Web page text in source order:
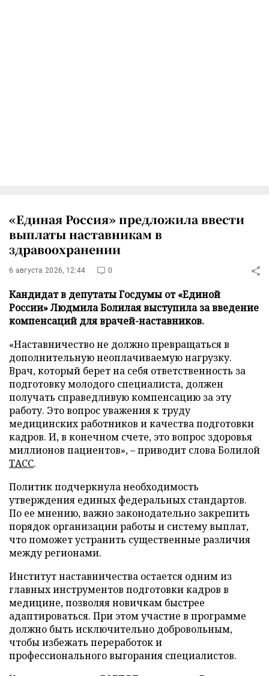
«Единая Россия» предложила ввести
выплаты наставникам в
здравоохранении
6 августа 2026, 12:44 0
Кандидат в депутаты Госдумы от «Единой
России» Людмила Болилая выступила за введение
компенсаций для врачей-наставников.
«Наставничество не должно превращаться в
дополнительную неоплачиваемую нагрузку.
Врач, который берет на себя ответственность за
подготовку молодого специалиста, должен
получать справедливую компенсацию за эту
работу. Это вопрос уважения к труду
медицинских работников и качества подготовки
кадров. И, в конечном счете, это вопрос здоровья
миллионов пациентов», – приводит слова Болилой
ТАСС.
Политик подчеркнула необходимость
утверждения единых федеральных стандартов.
По ее мнению, важно законодательно закрепить
порядок организации работы и систему выплат,
что поможет устранить существенные различия
между регионами.
Институт наставничества остается одним из
главных инструментов подготовки кадров в
медицине, позволяя новичкам быстрее
адаптироваться. При этом участие в программе
должно быть исключительно добровольным,
чтобы избежать переработок и
профессионального выгорания специалистов.